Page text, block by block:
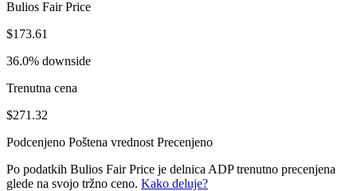
Bulios Fair Price
$173.61
36.0% downside
Trenutna cena
$271.32
Podcenjeno Poštena vrednost Precenjeno
Po podatkih Bulios Fair Price je delnica ADP trenutno precenjena
glede na svojo tržno ceno. Kako deluje?